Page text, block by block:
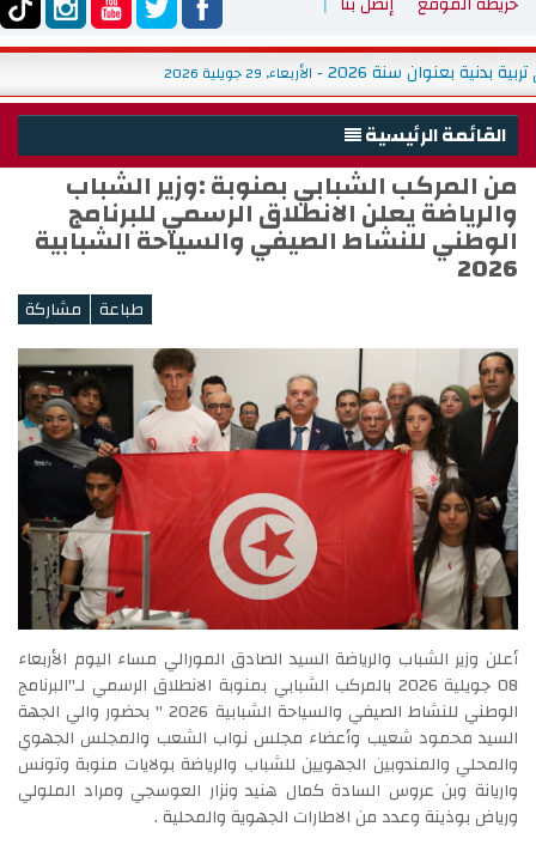
- الأربعاء, 29 جويلية 2026
القائمة الرئيسية
الرئيسية
الوزارة
شباب
التربية البدنية والتكوين والبحث
خدمات
تشغيل
من المركب الشبابي بمنوبة :وزير الشباب
والرياضة يعلن الانطلاق الرسمي للبرنامج
الوطني للنشاط الصيفي والسياحة الشبابية
2026
<
أعلن وزير الشباب والرياضة السيد الصادق المورالي مساء اليوم الأربعاء
08 جويلية 2026 بالمركب الشبابي بمنوبة الانطلاق الرسمي لـ"البرنامج
الوطني للنشاط الصيفي والسياحة الشبابية 2026 " بحضور والي الجهة
السيد محمود شعيب وأعضاء مجلس نواب الشعب والمجلس الجهوي
والمحلي والمندوبين الجهويين للشباب والرياضة بولايات منوبة وتونس
واريانة وبن عروس السادة كمال هنيد ونزار العوسجي ومراد الملولي
ورياض بوذينة وعدد من الاطارات الجهوية والمحلية .